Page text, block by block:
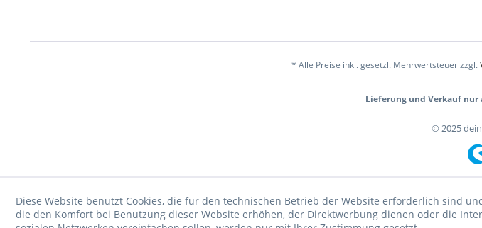
* Alle Preise inkl. gesetzl. Mehrwertsteuer zzgl.
Lieferung und Verkauf nur
© 2025
Diese Website benutzt Cookies, die für den technischen Betrieb der Website erforderlich sind
die den Komfort bei Benutzung dieser Website erhöhen, der Direktwerbung dienen oder die